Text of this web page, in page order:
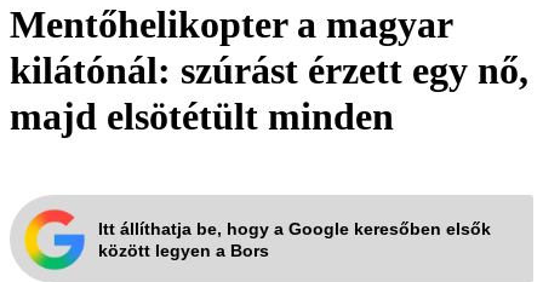
Mentőhelikopter a magyar
kilátónál: szúrást érzett egy nő,
majd elsötétült minden
Itt állíthatja be, hogy a Google keresőben elsők
között legyen a Bors